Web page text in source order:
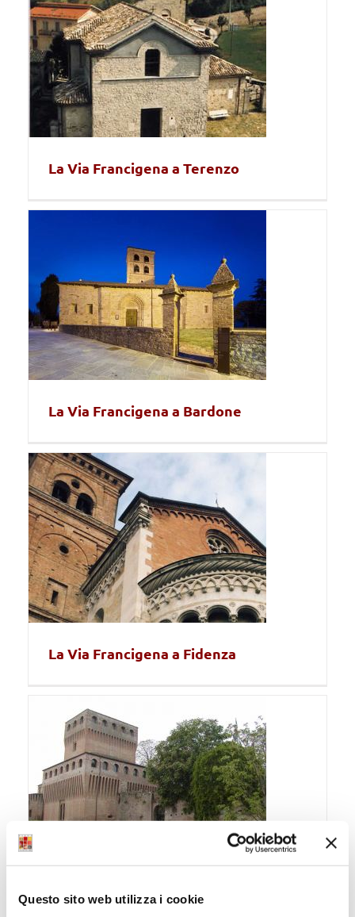
Questo sito web utilizza i cookie
La Via Francigena a Terenzo
La Via Francigena a Bardone
La Via Francigena a Fidenza
La Via Francigena a Noceto